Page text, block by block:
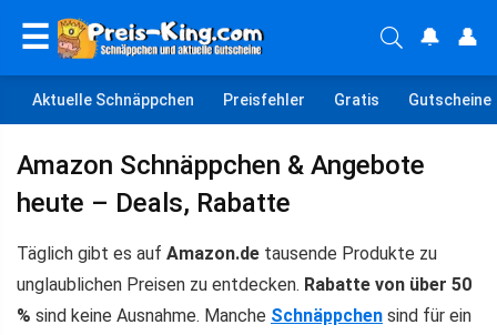
☰ 🔔 👤
Aktuelle Schnäppchen Preisfehler Gratis Gutscheine
Amazon Schnäppchen & Angebote
heute – Deals, Rabatte
Täglich gibt es auf Amazon.de tausende Produkte zu
unglaublichen Preisen zu entdecken. Rabatte von über 50
% sind keine Ausnahme. Manche Schnäppchen sind für ein